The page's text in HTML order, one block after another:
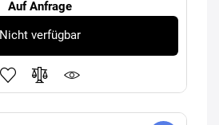
Auf Anfrage
Nicht verfügbar